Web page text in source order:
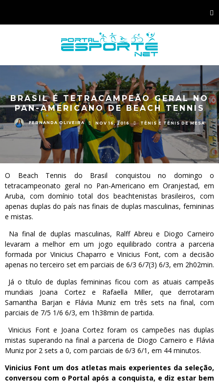
BRASIL É TETRACAMPEÃO GERAL NO
PAN-AMERICANO DE BEACH TENNIS
FERNANDA OLIVEIRA NOV 16, 2016 TÊNIS E TÊNIS DE MESA
O Beach Tennis do Brasil conquistou no domingo o
tetracampeonato geral no Pan-Americano em Oranjestad, em
Aruba, com domínio total dos beachtenistas brasileiros, com
apenas duplas do país nas finais de duplas masculinas, femininas
e mistas.
Na final de duplas masculinas, Ralff Abreu e Diogo Carneiro
levaram a melhor em um jogo equilibrado contra a parceria
formada por Vinicius Chaparro e Vinicius Font, com a decisão
apenas no terceiro set em parciais de 6/3 6/7(3) 6/3, em 2h02min.
Já o título de duplas femininas ficou com as atuais campeãs
mundiais Joana Cortez e Rafaella Miller, que derrotaram
Samantha Barjan e Flávia Muniz em três sets na final, com
parciais de 7/5 1/6 6/3, em 1h38min de partida.
Vinicius Font e Joana Cortez foram os campeões nas duplas
mistas superando na final a parceria de Diogo Carneiro e Flávia
Muniz por 2 sets a 0, com parciais de 6/3 6/1, em 44 minutos.
Vinicius Font um dos atletas mais experientes da seleção,
conversou com o Portal após a conquista, e diz estar bem